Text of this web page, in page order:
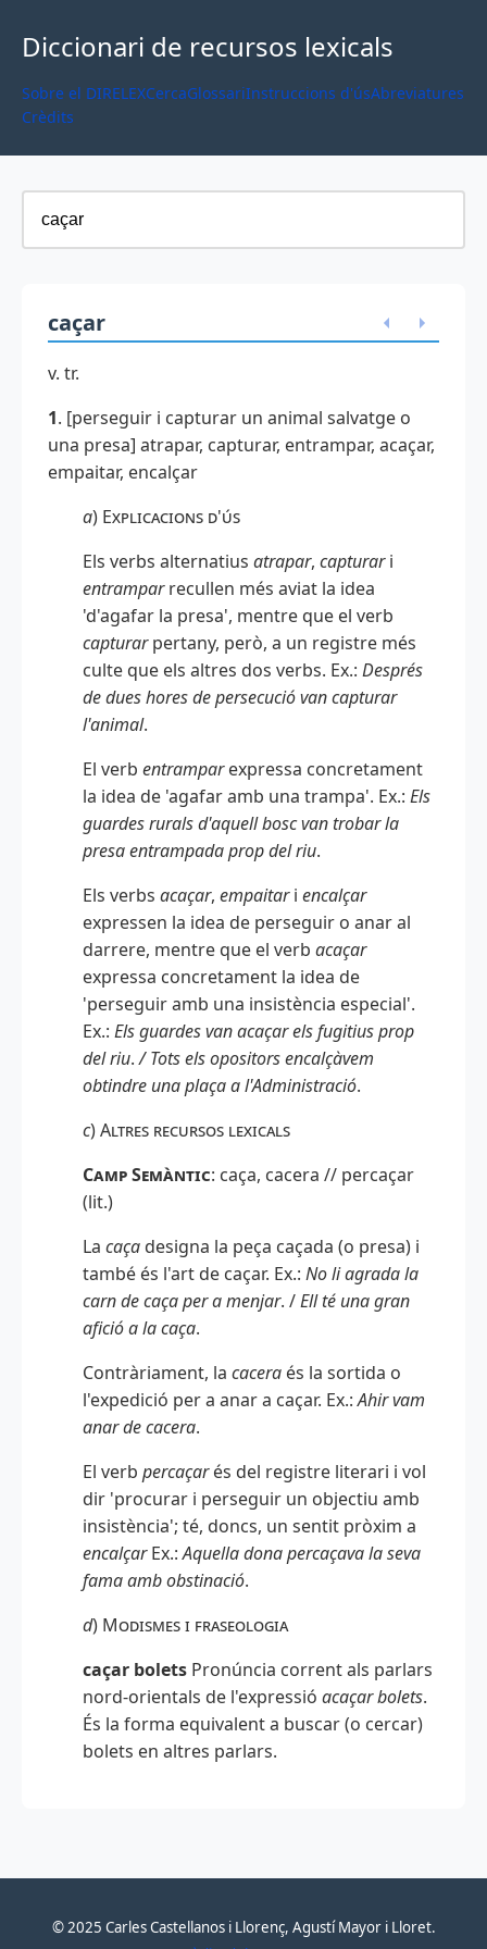
Diccionari de recursos lexicals
Sobre el DIRELEXCercaGlossariInstruccions d'úsAbreviatures
Crèdits
caçar
v. tr.
1. [perseguir i capturar un animal salvatge o
una presa] atrapar, capturar, entrampar, acaçar,
empaitar, encalçar
a) Explicacions d'ús
Els verbs alternatius atrapar, capturari
entramparrecullen més aviat la idea
'd'agafar la presa', mentre que el verb
capturarpertany, però, a un registre més
culte que els altres dos verbs. Ex.: Després
de dues hores de persecució van capturar
l'animal.
El verb entramparexpressa concretament
la idea de 'agafar amb una trampa'. Ex.: Els
guardes rurals d'aquell bosc van trobar la
presa entrampada prop del riu.
Els verbs acaçar, empaitari encalçar
expressen la idea de perseguir o anar al
darrere, mentre que el verb acaçar
expressa concretament la idea de
'perseguir amb una insistència especial'.
Ex.: Els guardes van acaçar els fugitius prop
del riu./ Tots els opositors encalçàvem
obtindre una plaça a l'Administració.
c)Altres recursos lexicals
Camp Semàntic: caça, cacera // percaçar
(lit.)
La caça designa la peça caçada (o presa) i
també és l'art de caçar. Ex.: No li agrada la
carn de caça per a menjar. /Ell té una gran
afició a la caça.
Contràriament, la cacera és la sortida o
l'expedició per a anar a caçar. Ex.:Ahir vam
anar de cacera.
El verb percaçarés del registre literari i vol
dir 'procurar i perseguir un objectiu amb
insistència'; té, doncs, un sentit pròxim a
encalçarEx.:Aquella dona percaçava la seva
fama amb obstinació.
d) Modismes i fraseologia
caçar bolets Pronúncia corrent als parlars
nord-orientals de l'expressió acaçar bolets.
És la forma equivalent a buscar (o cercar)
bolets en altres parlars.
© 2025 Carles Castellanos i Llorenç, Agustí Mayor i Lloret.